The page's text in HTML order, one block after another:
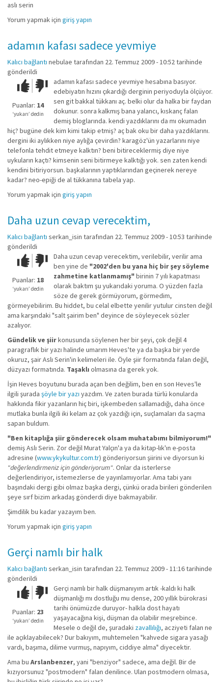
aslı serin
Yorum yapmak için giriş yapın
adamın kafası sadece yevmiye
Kalıcı bağlantı nebulae tarafından 22. Temmuz 2009 - 10:52 tarihinde
gönderildi
Çok iyi!O
kadar
iyi
değil!
Puanlar: 14
‘yukarı’ dedin
adamın kafası sadece yevmiye hesabına basıyor.
edebiyatın hızını çıkardığı derginin periyoduyla ölçüyor.
sen git bakkal tükkanı aç. belki olur da halka bir faydan
dokunur. sonra kalkmış bana yalancı, kıskanç falan
demiş bloglarında. kendi yazdıklarını da mı okumadın
hiç? bugüne dek kim kimi takip etmiş? aç bak oku bir daha yazdıklarını.
dergini iki aylıkken niye aylığa çevirdin? karagöz'ün yazarlarını niye
telefonla tehdit etmeye kalktın? beni bitireceklermiş diye niye
uykuların kaçtı? kimsenin seni bitirmeye kalktığı yok. sen zaten kendi
kendini bitiriyorsun. başkalarının yaptıklarından geçinerek nereye
kadar? neo-epiği de al tükkanına tabela yap.
Yorum yapmak için giriş yapın
Daha uzun cevap verecektim,
Kalıcı bağlantı serkan_isin tarafından 22. Temmuz 2009 - 10:53 tarihinde
gönderildi
Çok iyi!O
kadar
iyi
değil!
Puanlar: 18
‘yukarı’ dedin
Daha uzun cevap verecektim, verilebilir, verilir ama
ben yine de "2002'den bu yana hiç bir şey söyleme
zahmetine katlanmamış" birinin 7 yılı kapatması
olarak baktım şu yukarıdaki yoruma. O yüzden fazla
söze de gerek görmüyorum, görmedim,
görmeyebilirim. Bu hiddet, bu celal elbette yenilir yutulur cinsten değil
ama karşındaki "salt şairim ben" deyince de söyleyecek sözler
azalıyor.
Gündelik ve şiirkonusunda söylenen her bir şeyi, çok değil 4
paragraflık bir yazı halinde umarım Heves'te ya da başka bir yerde
okuruz, şair Aslı Serin'in kelimeleri ile. Öyle şiir formatında falan değil,
düzyazı formatında. Taşaklı olmasına da gerek yok.
İşin Heves boyutunu burada açan ben değilim, ben en son Heves'le
ilgili şurada şöyle bir yazı yazdım. Ve zaten burada türlü konularda
hakkında fikir yazanların hiç biri, işkembeden sallamadığı, daha önce
mutlaka bunla ilgili iki kelam az çok yazdığı için, suçlamaları da saçma
sapan buldum.
"Ben kitaplığa şiir gönderecek olsam muhatabımı bilmiyorum!"
demiş Aslı Serin. Zor değil Murat Yalçın'a ya da kitap-lık'ın e-posta
adresine (www.ykykultur.com.tr) gönderiyorsun şiirini ve diyorsun ki
"değerlendirmeniz için gönderiyorum". Onlar da isterlerse
değerlendiriyor, istemezlerse de yayınlamıyorlar. Ama tabi yanı
başındaki dergi gibi olmaz başka dergi, çünkü orada birileri gönderilen
şeye sırf bizim arkadaş gönderdi diye bakmayabilir.
Şimdilik bu kadar yazayım ben.
Yorum yapmak için giriş yapın
Gerçi namlı bir halk
Kalıcı bağlantı serkan_isin tarafından 22. Temmuz 2009 - 11:16 tarihinde
gönderildi
Çok iyi!O
kadar
iyi
değil!
Puanlar: 23
‘yukarı’ dedin
Gerçi namlı bir halk düşmanıyım artık -kaldı ki halk
düşmanlığı mı dostluğu mu dense, 200 yıllık bürokrasi
tarihi önümüzde duruyor- halkla dost hayatı
yaşayacağına kişi, düşman da olabilir meşrebince.
Mesele o değil de, şuradaki zavallılığı, acziyeti falan ne
ile açıklayabilecek? Dur bakıyım, muhtemelen "kahvede sigara yasağı
vardı, başıma, dilime vurmuş, napıyım, ciddiye alma" diyecektir.
Ama bu Arslanbenzer, yani "benziyor" sadece, ama değil. Bir de
kızıyorsunuz "postmodern" falan denilince. Ulan postmodern olmasa,